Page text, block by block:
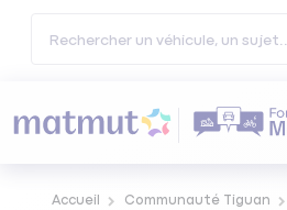
Accueil Communauté Tiguan